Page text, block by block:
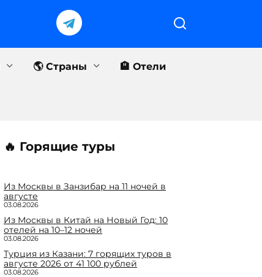
🌎 Страны 🏨 Отели
🔥 Горящие туры
Из Москвы в Занзибар на 11 ночей в
августе
03.08.2026
Из Москвы в Китай на Новый Год: 10
отелей на 10–12 ночей
03.08.2026
Турция из Казани: 7 горящих туров в
августе 2026 от 41 100 рублей
03.08.2026